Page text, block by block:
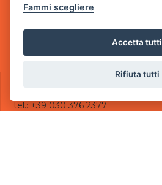
Sede Operativa
Partita iva 03308130982
Cod. SDI: USAL8PV
tel.: +39 030 376 2377
Fammi scegliere
Accetta tutti
Rifiuta tutti